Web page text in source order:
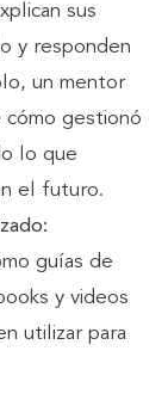
sus
y responden
un mentor
cómo gestionó
lo que
el futuro.
guías de
y videos
utilizar para